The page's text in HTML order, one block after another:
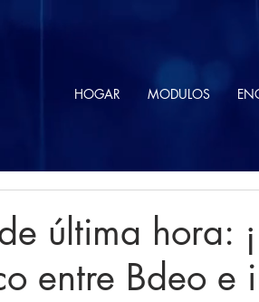
HOGAR MODULOS
última hora:
entre Bdeo e